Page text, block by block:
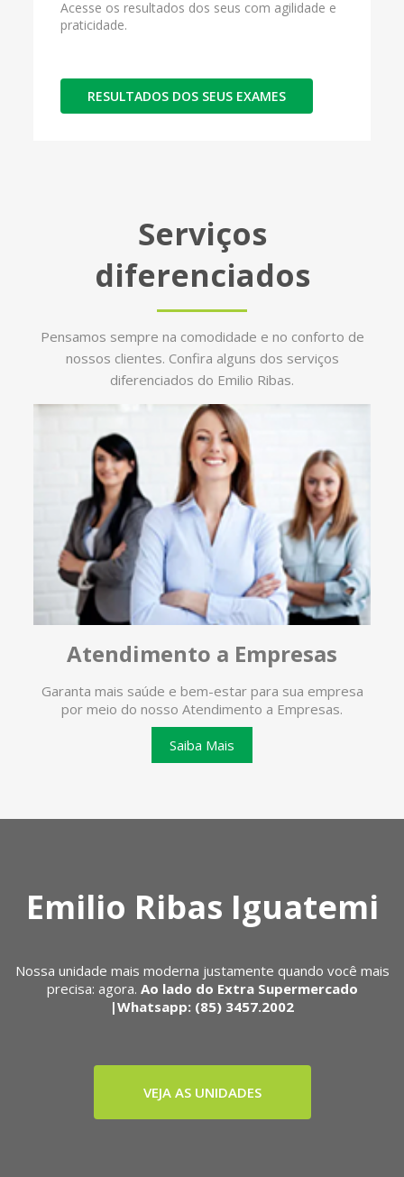
Acesse os resultados dos seus com agilidade e
praticidade.
RESULTADOS DOS SEUS EXAMES
Serviços
diferenciados
Pensamos sempre na comodidade e no conforto de
nossos clientes. Confira alguns dos serviços
diferenciados do Emilio Ribas.
Atendimento a Empresas
Garanta mais saúde e bem-estar para sua empresa
por meio do nosso Atendimento a Empresas.
Saiba Mais
Emilio Ribas Iguatemi
Nossa unidade mais moderna justamente quando você mais
precisa: agora. Ao lado do Extra Supermercado
|Whatsapp: (85) 3457.2002
VEJA AS UNIDADES